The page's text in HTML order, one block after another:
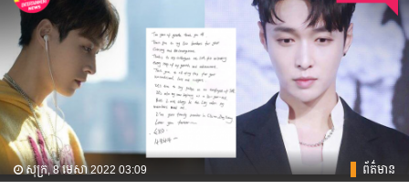
សុក្រ, 8 មេសា 2022 03:09 ព័ត៌មាន